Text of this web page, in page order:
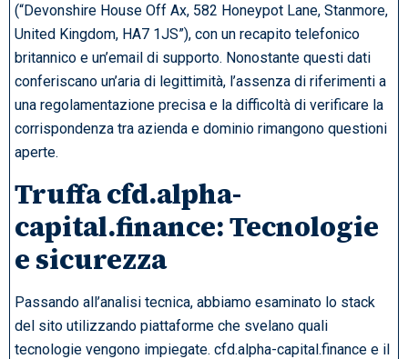
(“Devonshire House Off Ax, 582 Honeypot Lane, Stanmore,
United Kingdom, HA7 1JS”), con un recapito telefonico
britannico e un’email di supporto. Nonostante questi dati
conferiscano un’aria di legittimità, l’assenza di riferimenti a
una regolamentazione precisa e la difficoltà di verificare la
corrispondenza tra azienda e dominio rimangono questioni
aperte.
Truffa cfd.alpha-
capital.finance: Tecnologie
e sicurezza
Passando all’analisi tecnica, abbiamo esaminato lo stack
del sito utilizzando piattaforme che svelano quali
tecnologie vengono impiegate. cfd.alpha-capital.finance e il